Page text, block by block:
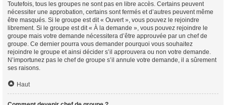
Toutefois, tous les groupes ne sont pas en libre accès. Certains peuvent
nécessiter une approbation, certains sont fermés et d’autres peuvent même
être masqués. Si le groupe est dit « Ouvert », vous pouvez le rejoindre
librement. Si le groupe est dit « À la demande », vous pouvez rejoindre le
groupe mais votre demande nécessitera d’être approuvée par un chef de
groupe. Ce dernier pourra vous demander pourquoi vous souhaitez
rejoindre le groupe et ainsi décider s’il approuvera ou non votre demande.
N’importunez pas le chef de groupe s’il annule votre demande, il a sûrement
ses raisons.
Haut